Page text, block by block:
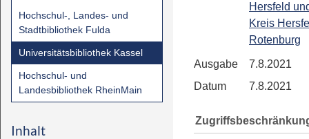
Hochschul-, Landes- und
Stadtbibliothek Fulda
Universitätsbibliothek Kassel
Hochschul- und
Landesbibliothek RheinMain
Inhalt
Hersfeld
Kreis
Rotenburg
Ausgabe
7.8.2021
Datum
7.8.2021